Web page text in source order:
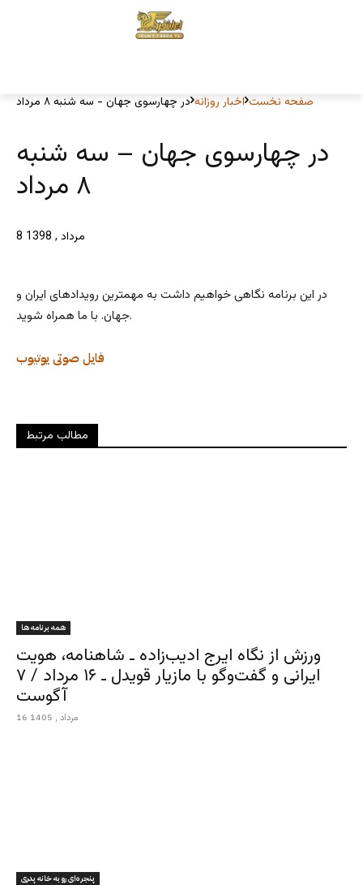
صفحه نخست اخبار روزانه در چهارسوی جهان - سه شنبه ۸ مرداد
در چهارسوی جهان – سه شنبه
۸ مرداد
8 مرداد , 1398
در این برنامه نگاهی خواهیم داشت به مهمترین رویدادهای ایران و
جهان. با ما همراه شوید.
یوتیوب فایل صوتی
مطالب مرتبط
همه برنامه ها
ورزش از نگاه ایرج ادیب‌زاده ـ شاهنامه، هویت
ایرانی و گفت‌وگو با مازیار قویدل ـ ۱۶ مرداد / ۷
آگوست
16 مرداد , 1405
پنجره‌ای رو به خانه پدری